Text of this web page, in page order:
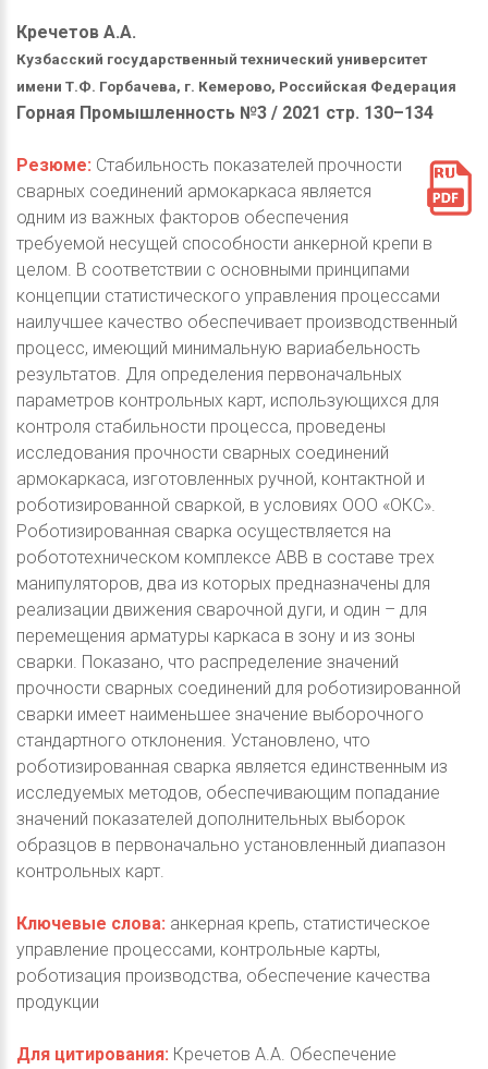
Кречетов А.А.
Кузбасский государственный технический университет
имени Т.Ф. Горбачева, г. Кемерово, Российская Федерация
Горная Промышленность №3 / 2021 стр. 130–134
Резюме: Стабильность показателей прочности
сварных соединений армокаркаса является
одним из важных факторов обеспечения
требуемой несущей способности анкерной крепи в
целом. В соответствии с основными принципами
концепции статистического управления процессами
наилучшее качество обеспечивает производственный
процесс, имеющий минимальную вариабельность
результатов. Для определения первоначальных
параметров контрольных карт, использующихся для
контроля стабильности процесса, проведены
исследования прочности сварных соединений
армокаркаса, изготовленных ручной, контактной и
роботизированной сваркой, в условиях ООО «ОКС».
Роботизированная сварка осуществляется на
робототехническом комплексе ABB в составе трех
манипуляторов, два из которых предназначены для
реализации движения сварочной дуги, и один – для
перемещения арматуры каркаса в зону и из зоны
сварки. Показано, что распределение значений
прочности сварных соединений для роботизированной
сварки имеет наименьшее значение выборочного
стандартного отклонения. Установлено, что
роботизированная сварка является единственным из
исследуемых методов, обеспечивающим попадание
значений показателей дополнительных выборок
образцов в первоначально установленный диапазон
контрольных карт.
Ключевые слова: анкерная крепь, статистическое
управление процессами, контрольные карты,
роботизация производства, обеспечение качества
продукции
Для цитирования: Кречетов А.А. Обеспечение